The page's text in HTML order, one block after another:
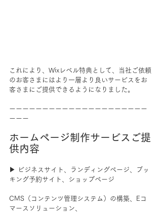
これにより、Wixレベル特典として、当社ご依頼
のお客さまにはより一層より良いサービスをお
客さまにご提供できるようになりました。
ーーーーーーーーーーーーーーーーーーーーー
ーーー
ホームページ制作サービスご提
供内容
▶ ビジネスサイト、ランディングページ、ブッ
キング予約サイト、ショップページ
CMS（コンテンツ管理システム）の構築、Eコ
マースソリューション、